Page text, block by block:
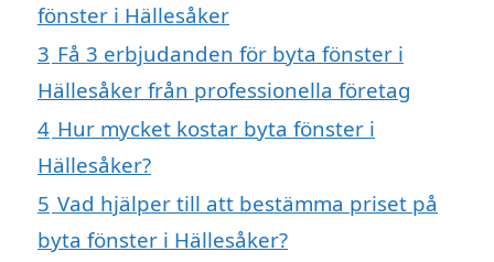
fönster i Hällesåker
3 Få 3 erbjudanden för byta fönster i
Hällesåker från professionella företag
4 Hur mycket kostar byta fönster i
Hällesåker?
5 Vad hjälper till att bestämma priset på
byta fönster i Hällesåker?